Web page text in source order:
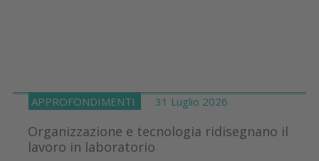
APPROFONDIMENTI 31 Luglio 2026
Organizzazione e tecnologia ridisegnano il
lavoro in laboratorio